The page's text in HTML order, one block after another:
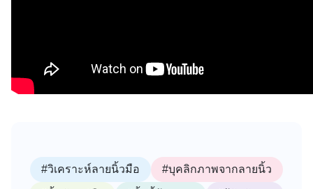
#วิเคราะห์ลายนิ้วมือ #บุคลิกภาพจากลายนิ้ว